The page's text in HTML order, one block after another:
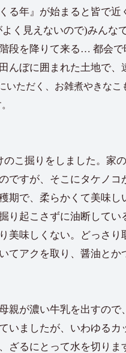
る年』が始まると皆で
く見えないので)みんな
段を降りて来る… 都会
んぼに囲まれた土地で
いただく、お雑煮やきな
のこ掘りをしました。家
ですが、そこにタケノ
期で、柔らかくて美味
り起こさずに油断して
美味しくない。どっさ
てアクを取り、醤油とか
親が濃い牛乳を出すの
いましたが、いわゆる
ざるにとって水を切り